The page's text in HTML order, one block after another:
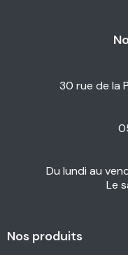
30 rue de la
Du lundi au
Le
Nos produits